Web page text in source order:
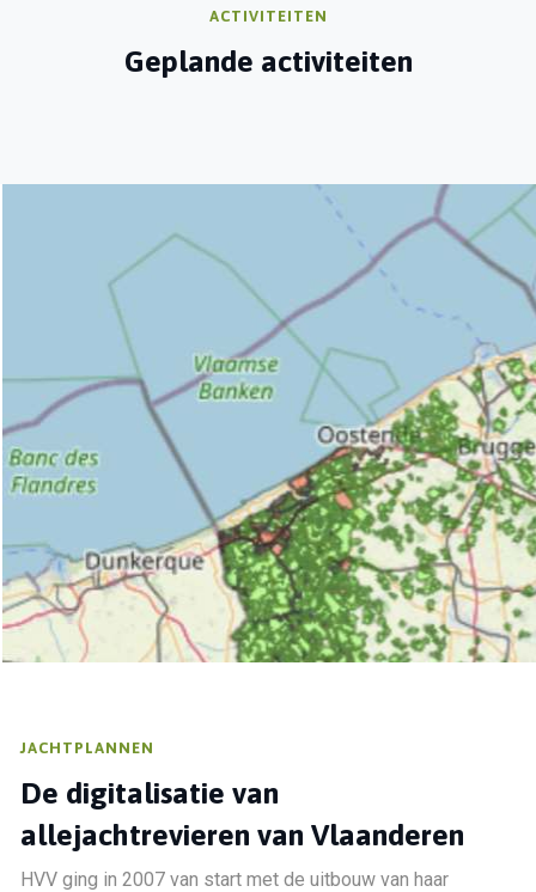
ACTIVITEITEN
Geplande activiteiten
JACHTPLANNEN
De digitalisatie van
allejachtrevieren van Vlaanderen
HVV ging in 2007 van start met de uitbouw van haar